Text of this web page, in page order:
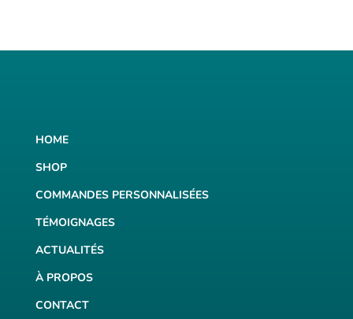
HOME
SHOP
COMMANDES PERSONNALISÉES
TÉMOIGNAGES
ACTUALITÉS
À PROPOS
CONTACT